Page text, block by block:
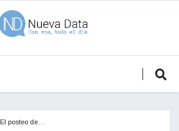
El posteo de…